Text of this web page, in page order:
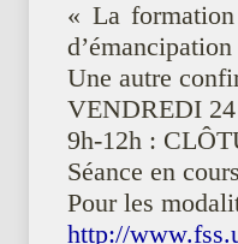
« La
d’émancipation
Une autre
VENDREDI
9h-12h :
Séance en
Pour les
http://